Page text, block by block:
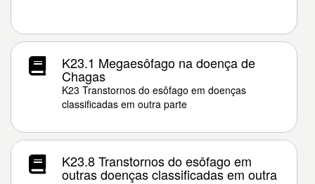
K23.1 Megaesôfago na doença de
Chagas
K23 Transtornos do esôfago em doenças
classificadas em outra parte
K23.8 Transtornos do esôfago em
outras doenças classificadas em outra